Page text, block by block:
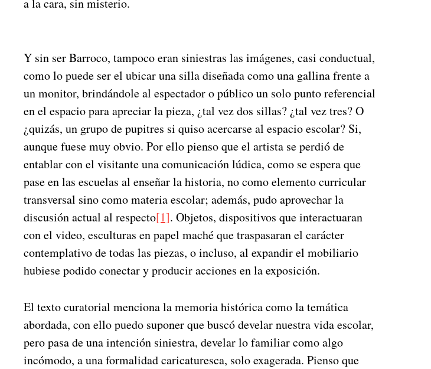
a la cara, sin misterio.
Y sin ser Barroco, tampoco eran siniestras las imágenes, casi conductual,
como lo puede ser el ubicar una silla diseñada como una gallina frente a
un monitor, brindándole al espectador o público un solo punto referencial
en el espacio para apreciar la pieza, ¿tal vez dos sillas? ¿tal vez tres? O
¿quizás, un grupo de pupitres si quiso acercarse al espacio escolar? Si,
aunque fuese muy obvio. Por ello pienso que el artista se perdió de
entablar con el visitante una comunicación lúdica, como se espera que
pase en las escuelas al enseñar la historia, no como elemento curricular
transversal sino como materia escolar; además, pudo aprovechar la
discusión actual al respecto[1]. Objetos, dispositivos que interactuaran
con el video, esculturas en papel maché que traspasaran el carácter
contemplativo de todas las piezas, o incluso, al expandir el mobiliario
hubiese podido conectar y producir acciones en la exposición.
El texto curatorial menciona la memoria histórica como la temática
abordada, con ello puedo suponer que buscó develar nuestra vida escolar,
pero pasa de una intención siniestra, develar lo familiar como algo
incómodo, a una formalidad caricaturesca, solo exagerada. Pienso que